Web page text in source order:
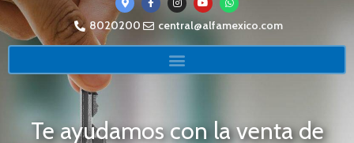
8020200 central@alfamexico.com
Te ayudamos con la venta de